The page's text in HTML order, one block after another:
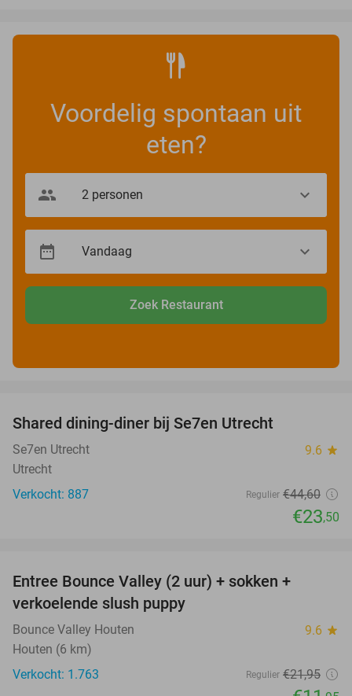
Voordelig spontaan uit
eten?
Zoek Restaurant
Shared dining-diner bij Se7en Utrecht
Se7en Utrecht 9.6 star
Utrecht
Verkocht: 887
Regulier €44,60
€23,50
Entree Bounce Valley (2 uur) + sokken +
verkoelende slush puppy
Bounce Valley Houten 9.6 star
Houten (6 km)
Verkocht: 1.763
Regulier €21,95